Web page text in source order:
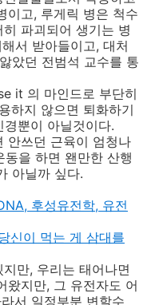
이고, 루게릭 병은 척수
파괴되어 생기는 병
서 받아들이고, 대처
았던 전범석 교수를 통
it 의 마인드로 부단히
하지 않으면 퇴화하기
뿐이 아닐것이다.
안쓰던 근육이 엄청나
을 하면 왠만한 산행
아닐까 싶다.
후성유전학, 유전
신이 먹는 게 삼대를
만, 우리는 태어나면
왔지만, 그 유전자도 어
서 일정부분 변할수